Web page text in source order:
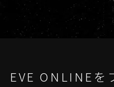
EVE ONLINEを